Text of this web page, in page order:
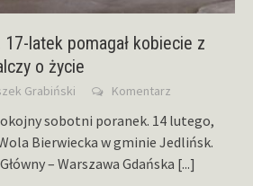
latek pomagał kobiecie z
o życie
Grabiński Komentarz
sobotni poranek. 14 lutego,
Bierwiecka w gminie Jedlińsk.
– Warszawa Gdańska [...]